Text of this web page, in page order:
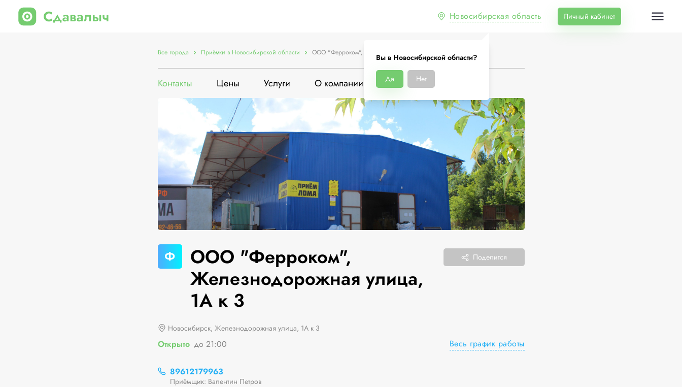
Новосибирская область
Вы в Новосибирской области?
Да Нет
Личный кабинет
Все города Приёмки в Новосибирской области ООО "Ферроком", Железнодорожная улица, 1А к 3
Контакты Цены Услуги О компании
Ф
ООО "Ферроком",
Железнодорожная улица,
1А к 3
Поделится
Новосибирск, Железнодорожная улица, 1А к 3
Открыто до 21:00 Весь график работы
89612179963
Приёмщик: Валентин Петров